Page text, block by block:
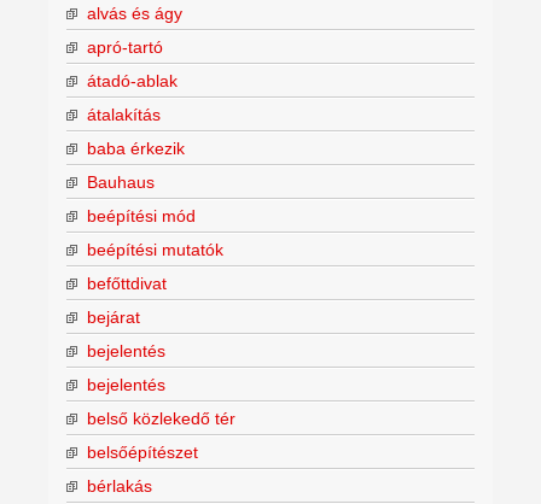
alvás és ágy
apró-tartó
átadó-ablak
átalakítás
baba érkezik
Bauhaus
beépítési mód
beépítési mutatók
befőttdivat
bejárat
bejelentés
bejelentés
belső közlekedő tér
belsőépítészet
bérlakás